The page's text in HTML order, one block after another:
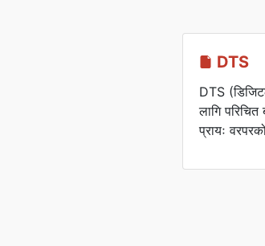
DTS
DTS
लागि
प्रायः